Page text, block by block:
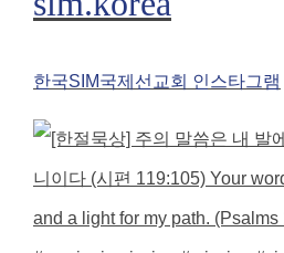
한국SIM국제선교회 인스타그램